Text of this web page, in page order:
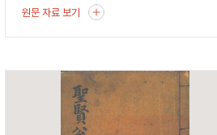
원문 자료 보기